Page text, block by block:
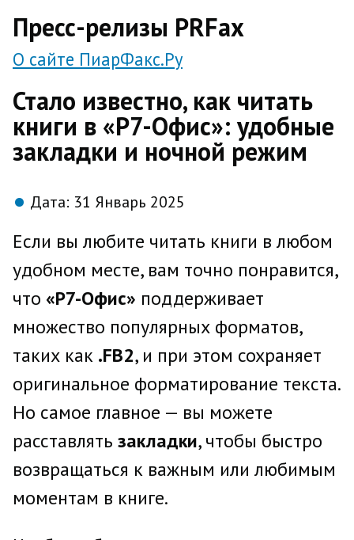
Пресс-релизы PRFax
О сайте ПиарФакс.Ру
Стало известно, как читать
книги в «Р7-Офис»: удобные
закладки и ночной режим
Дата: 31 Январь 2025
Если вы любите читать книги в любом
удобном месте, вам точно понравится,
что «Р7-Офис» поддерживает
множество популярных форматов,
таких как .FB2, и при этом сохраняет
оригинальное форматирование текста.
Но самое главное — вы можете
расставлять закладки, чтобы быстро
возвращаться к важным или любимым
моментам в книге.